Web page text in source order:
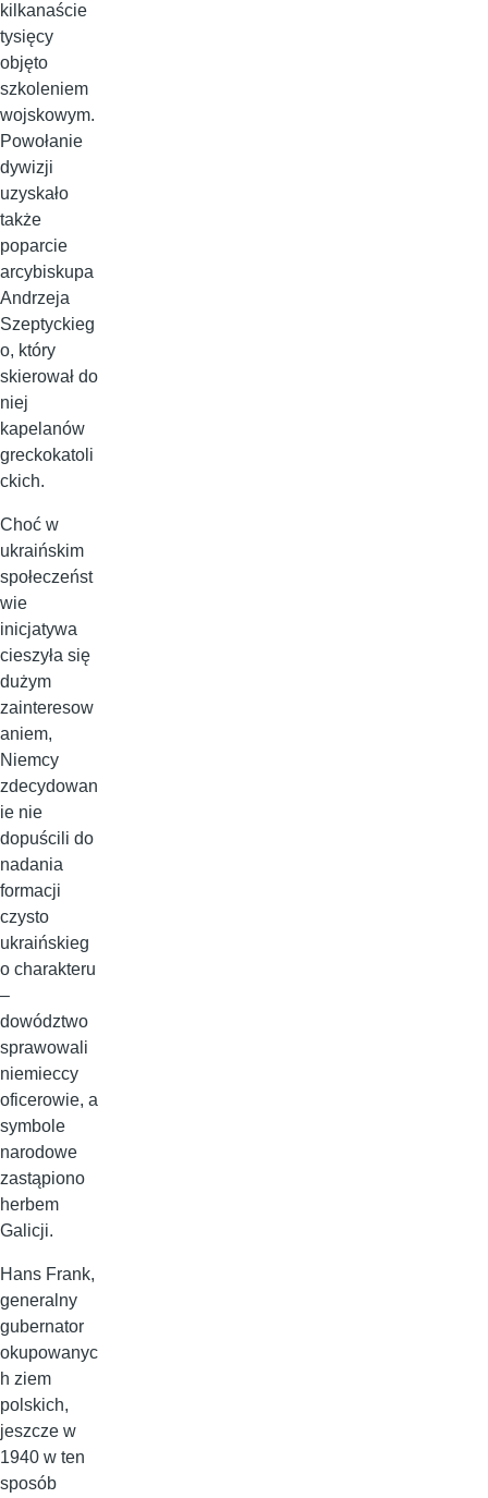
kilkanaście
tysięcy
objęto
szkoleniem
wojskowym.
Powołanie
dywizji
uzyskało
także
poparcie
arcybiskupa
Andrzeja
Szeptyckieg
o, który
skierował do
niej
kapelanów
greckokatoli
ckich.
Choć w
ukraińskim
społeczeńst
wie
inicjatywa
cieszyła się
dużym
zainteresow
aniem,
Niemcy
zdecydowan
ie nie
dopuścili do
nadania
formacji
czysto
ukraińskieg
o charakteru
–
dowództwo
sprawowali
niemieccy
oficerowie, a
symbole
narodowe
zastąpiono
herbem
Galicji.
Hans Frank,
generalny
gubernator
okupowanyc
h ziem
polskich,
jeszcze w
1940 w ten
sposób